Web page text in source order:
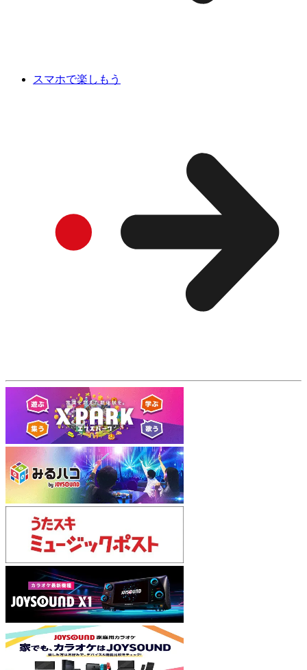
スマホで楽しもう